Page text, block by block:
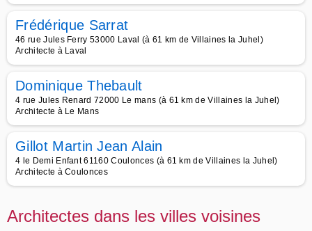
Frédérique Sarrat
46 rue Jules Ferry 53000 Laval (à 61 km de Villaines la Juhel)
Architecte à Laval
Dominique Thebault
4 rue Jules Renard 72000 Le mans (à 61 km de Villaines la Juhel)
Architecte à Le Mans
Gillot Martin Jean Alain
4 le Demi Enfant 61160 Coulonces (à 61 km de Villaines la Juhel)
Architecte à Coulonces
Architectes dans les villes voisines